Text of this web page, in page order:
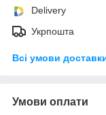
Delivery
Укрпошта
Всі умови
Умови оплати